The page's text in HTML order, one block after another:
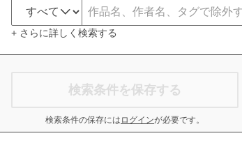
+ さらに詳しく検索する
検索条件を保存する
検索条件の保存には ログインが必要です。